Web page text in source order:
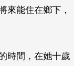
來能住在鄉下，
時間，在她十歲